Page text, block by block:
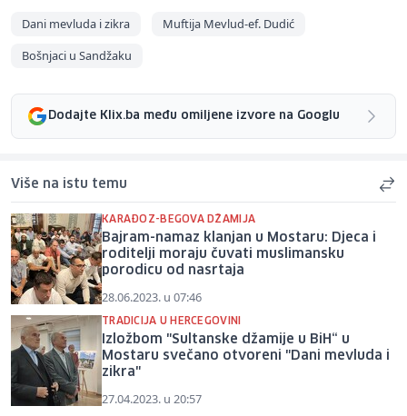
Dani mevluda i zikra
Muftija Mevlud-ef. Dudić
Bošnjaci u Sandžaku
Dodajte Klix.ba među omiljene izvore na Googlu
Više na istu temu
KARAĐOZ-BEGOVA DŽAMIJA
Bajram-namaz klanjan u Mostaru: Djeca i
roditelji moraju čuvati muslimansku
porodicu od nasrtaja
28.06.2023. u 07:46
TRADICIJA U HERCEGOVINI
Izložbom "Sultanske džamije u BiH“ u
Mostaru svečano otvoreni "Dani mevluda i
zikra"
27.04.2023. u 20:57